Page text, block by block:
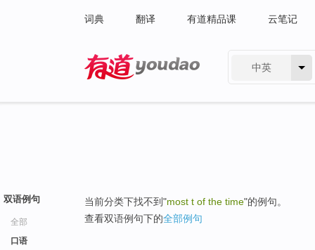
词典 翻译 有道精品课 云笔记
中英
双语例句
全部
口语
当前分类下找不到"most t of the time"的例句。
查看双语例句下的全部例句